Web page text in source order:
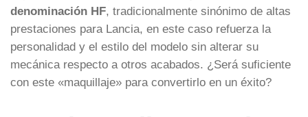
denominación HF, tradicionalmente sinónimo de altas
prestaciones para Lancia, en este caso refuerza la
personalidad y el estilo del modelo sin alterar su
mecánica respecto a otros acabados. ¿Será suficiente
con este «maquillaje» para convertirlo en un éxito?